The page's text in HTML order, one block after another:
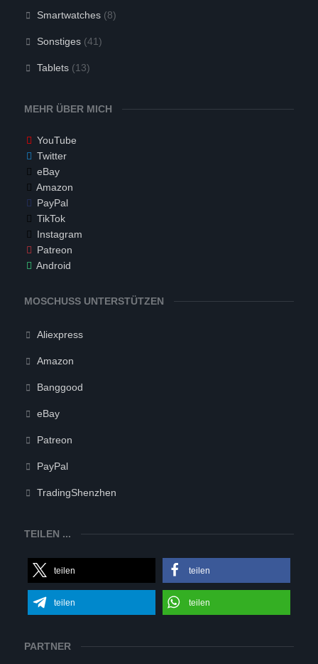
Smartwatches(8)
Sonstiges(41)
Tablets(13)
MEHR ÜBER MICH
YouTube
Twitter
eBay
Amazon
PayPal
TikTok
Instagram
Patreon
Android
MOSCHUSS UNTERSTÜTZEN
Aliexpress
Amazon
Banggood
eBay
Patreon
PayPal
TradingShenzhen
TEILEN ...
teilen teilen
teilen teilen
PARTNER